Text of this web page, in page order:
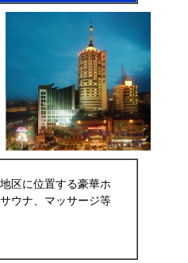
区に位置する豪華ホ
ウナ、マッサージ等